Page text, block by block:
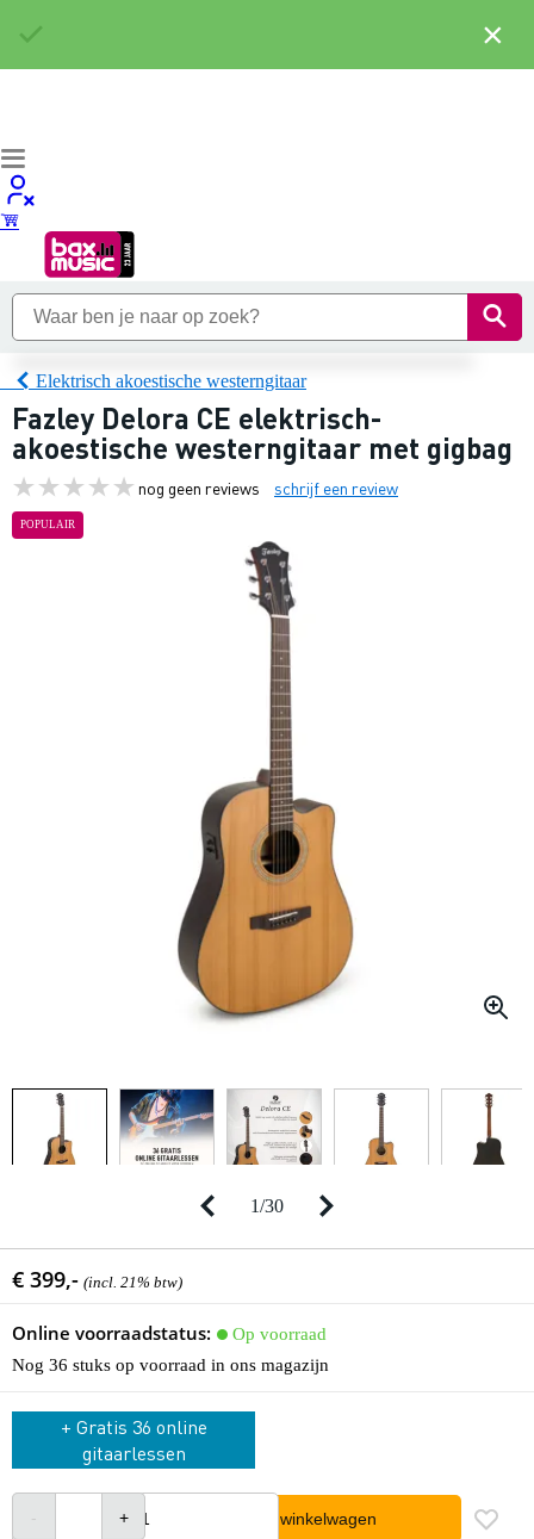
Elektrisch akoestische westerngitaar
Fazley Delora CE elektrisch-
akoestische westerngitaar met gigbag
nog geen reviews schrijf een review
POPULAIR
1/30
€ 399,- (incl. 21% btw)
Online voorraadstatus:
Op voorraad
Nog 36 stuks op voorraad in ons magazijn
+ Gratis 36 online
gitaarlessen
In winkelwagen
×